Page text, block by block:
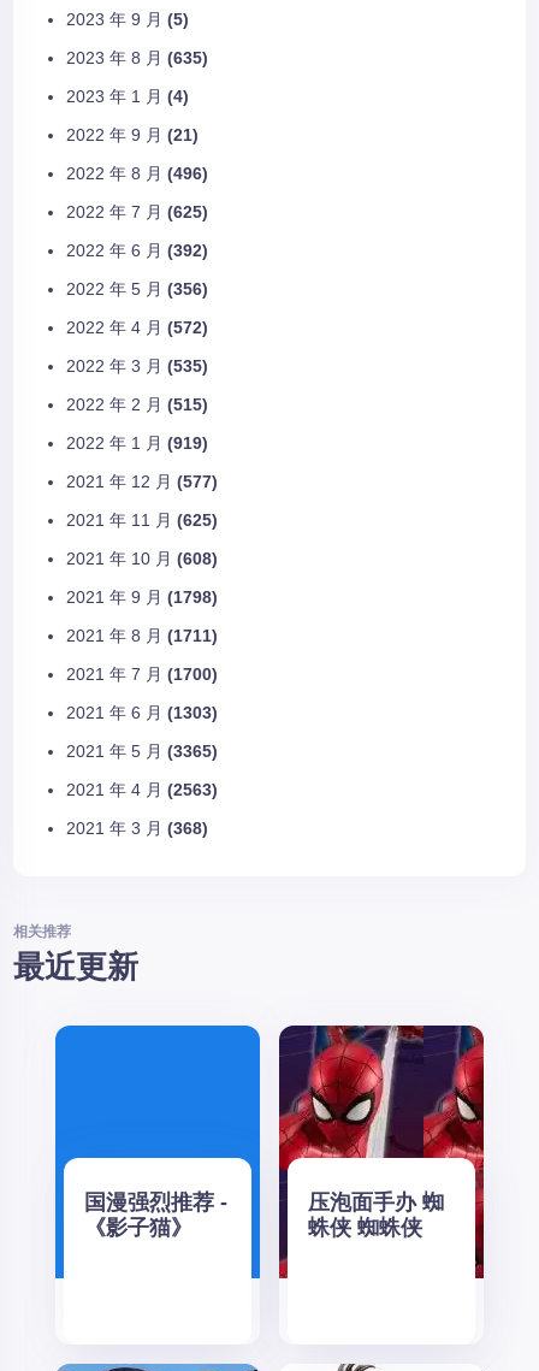
2023 年 9 月 (5)
2023 年 8 月 (635)
2023 年 1 月 (4)
2022 年 9 月 (21)
2022 年 8 月 (496)
2022 年 7 月 (625)
2022 年 6 月 (392)
2022 年 5 月 (356)
2022 年 4 月 (572)
2022 年 3 月 (535)
2022 年 2 月 (515)
2022 年 1 月 (919)
2021 年 12 月 (577)
2021 年 11 月 (625)
2021 年 10 月 (608)
2021 年 9 月 (1798)
2021 年 8 月 (1711)
2021 年 7 月 (1700)
2021 年 6 月 (1303)
2021 年 5 月 (3365)
2021 年 4 月 (2563)
2021 年 3 月 (368)
相关推荐
最近更新
国漫强烈推荐 -
《影子猫》
压泡面手办 蜘
蛛侠 蜘蛛侠